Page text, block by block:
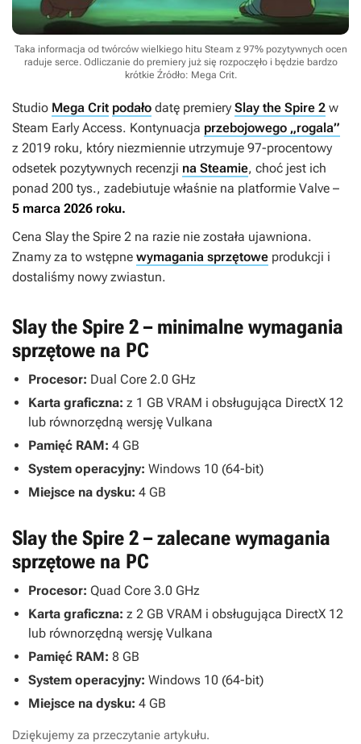
Taka informacja od twórców wielkiego hitu Steam z 97% pozytywnych ocen
raduje serce. Odliczanie do premiery już się rozpoczęło i będzie bardzo
krótkie Źródło: Mega Crit.
Studio Mega Crit podało datę premiery Slay the Spire 2 w
Steam Early Access. Kontynuacja przebojowego „rogala”
z 2019 roku, który niezmiennie utrzymuje 97-procentowy
odsetek pozytywnych recenzji na Steamie, choć jest ich
ponad 200 tys., zadebiutuje właśnie na platformie Valve –
5 marca 2026 roku.
Cena Slay the Spire 2 na razie nie została ujawniona.
Znamy za to wstępne wymagania sprzętowe produkcji i
dostaliśmy nowy zwiastun.
Slay the Spire 2 – minimalne wymagania
sprzętowe na PC
Procesor: Dual Core 2.0 GHz
Karta graficzna: z 1 GB VRAM i obsługująca DirectX 12
lub równorzędną wersję Vulkana
Pamięć RAM: 4 GB
System operacyjny: Windows 10 (64-bit)
Miejsce na dysku: 4 GB
Slay the Spire 2 – zalecane wymagania
sprzętowe na PC
Procesor: Quad Core 3.0 GHz
Karta graficzna: z 2 GB VRAM i obsługująca DirectX 12
lub równorzędną wersję Vulkana
Pamięć RAM: 8 GB
System operacyjny: Windows 10 (64-bit)
Miejsce na dysku: 4 GB
Dziękujemy za przeczytanie artykułu.